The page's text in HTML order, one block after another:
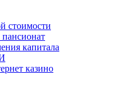
стоимости
капитала
казино